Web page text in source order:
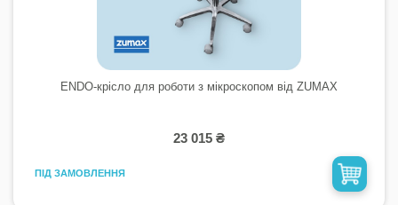
ENDO-крісло для роботи з мікроскопом від ZUMAX
23 015 ₴
ПІД ЗАМОВЛЕННЯ